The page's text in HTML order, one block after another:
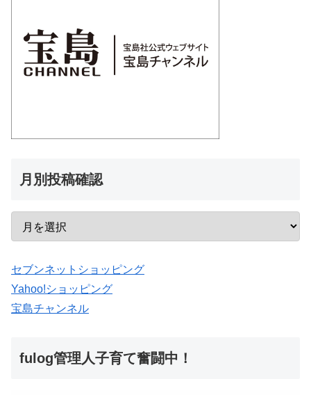
月別投稿確認
セブンネットショッピング
Yahoo!ショッピング
宝島チャンネル
fulog管理人子育て奮闘中！